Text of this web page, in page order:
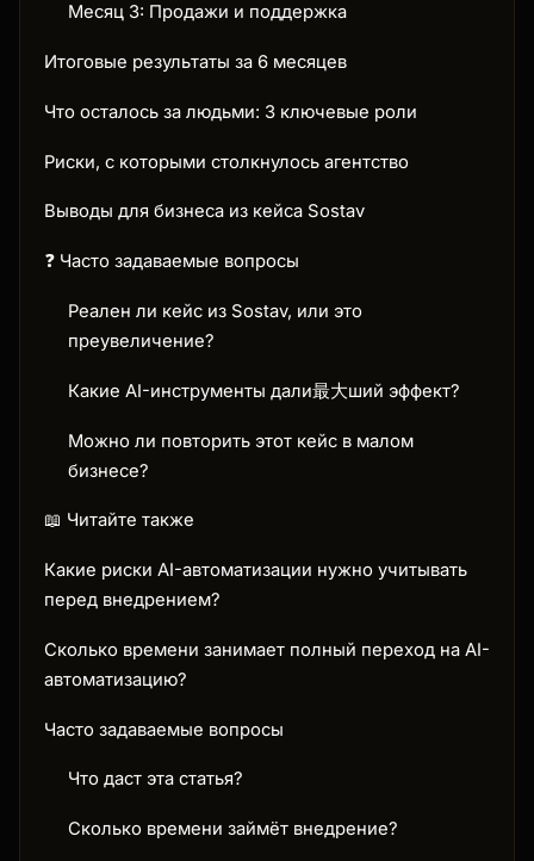
Месяц 3: Продажи и поддержка
Итоговые результаты за 6 месяцев
Что осталось за людьми: 3 ключевые роли
Риски, с которыми столкнулось агентство
Выводы для бизнеса из кейса Sostav
❓ Часто задаваемые вопросы
Реален ли кейс из Sostav, или это
преувеличение?
Какие AI-инструменты дали最大ший эффект?
Можно ли повторить этот кейс в малом
бизнесе?
📖 Читайте также
Какие риски AI-автоматизации нужно учитывать
перед внедрением?
Сколько времени занимает полный переход на AI-
автоматизацию?
Часто задаваемые вопросы
Что даст эта статья?
Сколько времени займёт внедрение?